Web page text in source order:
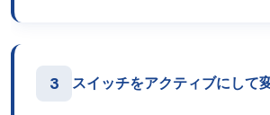
3 スイッチをアクティブにして